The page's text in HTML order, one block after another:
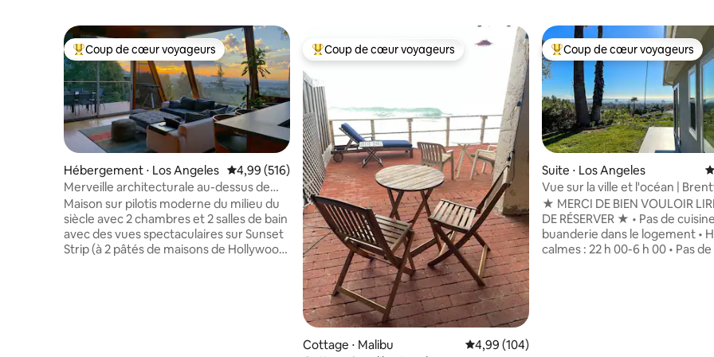
Coups de cœur voyageurs les plus appréciés
Coup de cœur voyageurs
Hébergement ⋅ Los Angeles Évaluation moyenne sur la base de 516 commentaires : 4,99 sur 5
4,99 (516)
Merveille architecturale au-dessus de
Sunset-WeHo avec vue
Maison sur pilotis moderne du milieu du
siècle avec 2 chambres et 2 salles de bain
avec des vues spectaculaires sur Sunset
Strip (à 2 pâtés de maisons de Hollywood
Coups de cœur voyageurs les plus appréciés
Coup de cœur voyageurs
Cottage ⋅ Malibu Évaluation moyenne sur la base de 104
4,99 (104)
Coups de cœur voyageurs les
Coup de cœur voyageurs
Suite ⋅ Los Angeles
Vue sur la ville et l'océan |
Suite de 3 chambres
★ MERCI DE BIEN VOULOIR
DE RÉSERVER ★ • Pas de cuisine ni de
buanderie dans le logement •
calmes : 22 h 00-6 h 00 • Pas